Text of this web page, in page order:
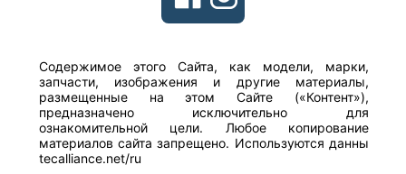
Содержимое этого Сайта, как модели, марки,
запчасти, изображения и другие материалы,
размещенные на этом Сайте («Контент»),
предназначено исключительно для
ознакомительной цели. Любое копирование
материалов сайта запрещено. Используются данны
tecalliance.net/ru